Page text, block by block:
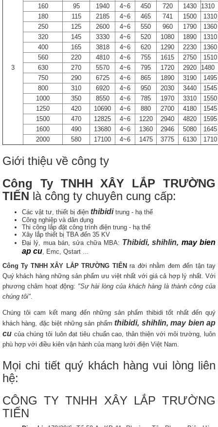
3
160
95 1940 4~6 450 720 1430
1310
180
115 2185 4~6 465 741 1500
1310
250
125 2600 4~6 550 960 1790
1360
320
145 3330 4~6 520 1080 1890
1310
400
165 3818 4~6 620 1290 2230
1360
560
220 4810 4~6 755 1615 2750
1510
630
270 5570 4~6 795 1720 2920
1480
750
290 6725 4~6 865 1890 3190
1495
800
310 6920 4~6 950 2030 3440
1545
1000
350 8550 4~6 785 1970 3310
1550
1250
420 10690 4~6 880 2700 4180
1545
1500
470 12825 4~6 1220 2940 4820
1595
1600
490 13680 4~6 1360 2946 5080
1645
2000
580 17100 4~6 1475 3775 6130 1710
Giới thiệu về công ty
Công Ty TNHH XÂY LẮP TRƯỜNG
TIẾN là công ty chuyên cung cấp:
Các vật tư, thiết bị điện thibiditrung - hạ thế
Công nghiệp và dân dụng
Thi công lắp đặt công trình điện trung - hạ thế
Xây lắp thiết bị TBA đến 35 KV
Đại lý, mua bán, sửa chữa MBA: Thibidi, shihlin, may bien
ap cu , Emc, Qstart ...
Công Ty TNHH XÂY LẮP TRƯỜNG TIẾNra đời nhằm đem đến tận tay
Quý khách hàng những sản phẩm ưu việt nhất với giá cả hợp lý nhất. Với
phương châm hoạt động: "Sự hài lòng của khách hàng là thành công của
chúng tôi"
Chúng tôi cam kết mang đến những sản phẩm thibidi tốt nhất đến quý
khách hàng, đặc biệt những sản phẩmthibidi, shihlin, may bien ap
cu của chúng tôi luôn đạt tiêu chuẩn cao, thân thiện với môi trường, luôn
phù hợp với điều kiên vận hành của mạng lưới điện Việt Nam.
Mọi chi tiết quý khách hàng vui lòng liên
hệ:
CÔNG TY TNHH XÂY LẮP TRƯỜNG
TIẾN